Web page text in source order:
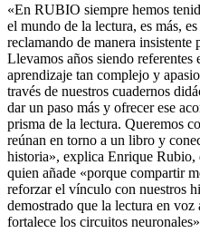
«En RUBIO siempre hemos
el mundo de la lectura, es más,
reclamando de manera insistente
Llevamos años siendo referentes
aprendizaje tan complejo y
través de nuestros cuadernos
dar un paso más y ofrecer ese
prisma de la lectura. Queremos
reúnan en torno a un libro y
historia», explica Enrique Rubio,
quien añade «porque compartir
reforzar el vínculo con nuestros
demostrado que la lectura en
fortalece los circuitos